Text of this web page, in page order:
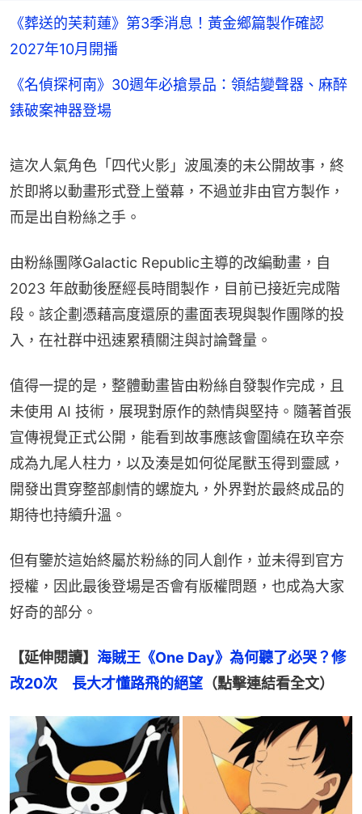
《葬送的芙莉蓮》第3季消息！黃金鄉篇製作確認
2027年10月開播
《名偵探柯南》30週年必搶景品：領結變聲器、麻醉
錶破案神器登場
這次人氣角色「四代火影」波風湊的未公開故事，終
於即將以動畫形式登上螢幕，不過並非由官方製作，
而是出自粉絲之手。
由粉絲團隊Galactic Republic主導的改編動畫，自
2023 年啟動後歷經長時間製作，目前已接近完成階
段。該企劃憑藉高度還原的畫面表現與製作團隊的投
入，在社群中迅速累積關注與討論聲量。
值得一提的是，整體動畫皆由粉絲自發製作完成，且
未使用 AI 技術，展現對原作的熱情與堅持。隨著首張
宣傳視覺正式公開，能看到故事應該會圍繞在玖辛奈
成為九尾人柱力，以及湊是如何從尾獸玉得到靈感，
開發出貫穿整部劇情的螺旋丸，外界對於最終成品的
期待也持續升溫。
但有鑒於這始終屬於粉絲的同人創作，並未得到官方
授權，因此最後登場是否會有版權問題，也成為大家
好奇的部分。
【延伸閱讀】 海賊王《One Day》為何聽了必哭？修
改20次　長大才懂路飛的絕望 （點擊連結看全文）